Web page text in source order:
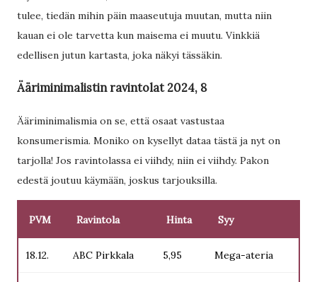
tulee, tiedän mihin päin maaseutuja muutan, mutta niin
kauan ei ole tarvetta kun maisema ei muutu. Vinkkiä
edellisen jutun kartasta, joka näkyi tässäkin.
Ääriminimalistin ravintolat 2024, 8
Ääriminimalismia on se, että osaat vastustaa
konsumerismia. Moniko on kysellyt dataa tästä ja nyt on
tarjolla! Jos ravintolassa ei viihdy, niin ei viihdy. Pakon
edestä joutuu käymään, joskus tarjouksilla.
PVM Ravintola Hinta Syy
18.12. ABC Pirkkala 5,95 Mega-ateria